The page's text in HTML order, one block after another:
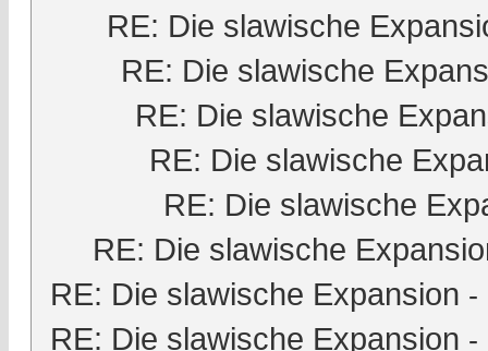
RE: Die slawische
RE: Die slawische
RE: Die slawische
RE: Die slawische
RE: Die slawische
RE: Die slawische
RE: Die slawische Expansion -
RE: Die slawische Expansion -